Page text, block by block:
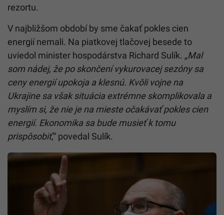
rezortu.
V najbližšom období by sme čakať pokles cien
energií nemali. Na piatkovej tlačovej besede to
uviedol minister hospodárstva Richard Sulík. „Mal
som nádej, že po skončení vykurovacej sezóny sa
ceny energií upokoja a klesnú. Kvôli vojne na
Ukrajine sa však situácia extrémne skomplikovala a
myslím si, že nie je na mieste očakávať pokles cien
energií. Ekonomika sa bude musieť k tomu
prispôsobiť,“ povedal Sulík.